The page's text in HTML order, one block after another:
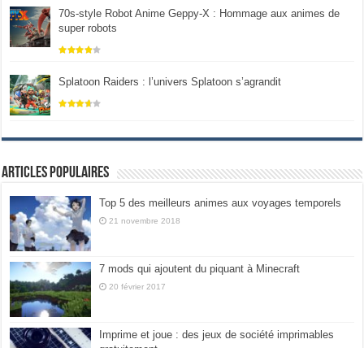
70s-style Robot Anime Geppy-X : Hommage aux animes de
super robots
Splatoon Raiders : l’univers Splatoon s’agrandit
Articles populaires
Top 5 des meilleurs animes aux voyages temporels
21 novembre 2018
7 mods qui ajoutent du piquant à Minecraft
20 février 2017
Imprime et joue : des jeux de société imprimables